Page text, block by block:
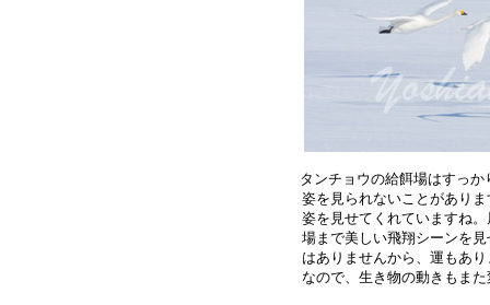
タンチョウの給餌場はすっ
姿を見られないことがあり
姿を見せてくれていますね
場まで美しい飛翔シーンを
はありませんから、運もあ